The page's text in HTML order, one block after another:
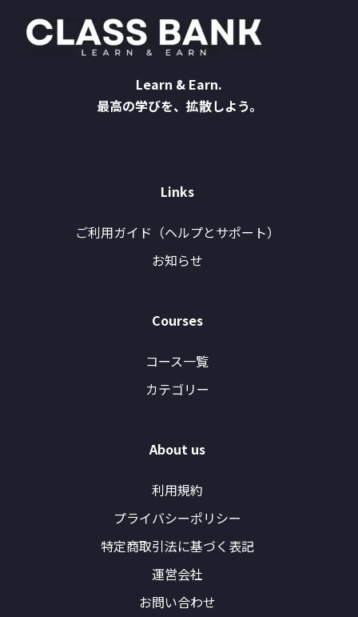
Learn & Earn.
最高の学びを、拡散しよう。
Links
ご利用ガイド（ヘルプとサポート）
お知らせ
Courses
コース一覧
カテゴリー
About us
利用規約
プライバシーポリシー
特定商取引法に基づく表記
運営会社
お問い合わせ